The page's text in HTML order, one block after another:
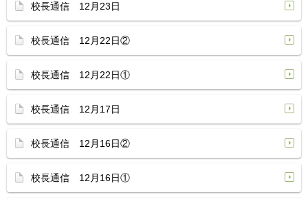
校長通信 12月23日
校長通信 12月22日②
校長通信 12月22日①
校長通信 12月17日
校長通信 12月16日②
校長通信 12月16日①